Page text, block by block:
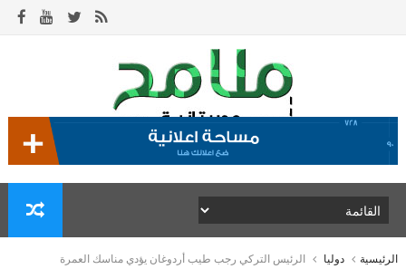
الرئيسية دوليا الرئيس التركي رجب طيب أردوغان يؤدي مناسك العمرة